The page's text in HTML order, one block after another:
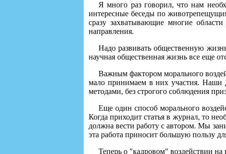
Я много раз говорил, что нам
интересные беседы по
сразу захватывающие многие
направления.
Надо развивать общественную
научная общественная жизнь все еще
Важным фактором морального
мало принимаем в них участия. Наши
методами, без строгого соблюдения
Еще один способ морального
Когда приходит статья в журнал, то
должна вести работу с автором. Мы
эта работа приносит большую пользу
Теперь о "кадровом" воздействии на